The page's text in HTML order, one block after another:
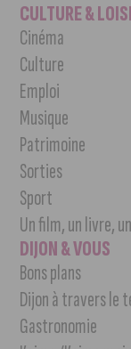
CULTURE &
Cinéma
Culture
Emploi
Musique
Patrimoine
Sorties
Sport
Un film, un livre,
DIJON & VOUS
Bons plans
Dijon à travers le
Gastronomie